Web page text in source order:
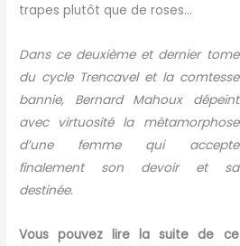
trapes plutôt que de roses…
Dans ce deuxième et dernier tome
du cycle Trencavel et la comtesse
bannie, Bernard Mahoux dépeint
avec virtuosité la métamorphose
d’une femme qui accepte
finalement son devoir et sa
destinée.
Vous pouvez lire la suite de ce